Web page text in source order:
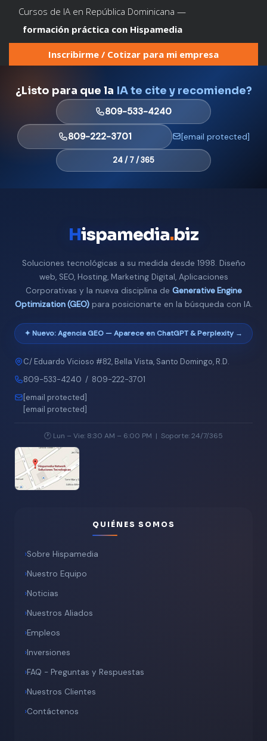
Cursos de IA en República Dominicana —
formación práctica con Hispamedia
Inscribirme / Cotizar para mi empresa
¿Listo para que la IA te cite y recomiende?
809-533-4240
809-222-3701 [email protected]
24 / 7 / 365
Hispamedia.biz
Soluciones tecnológicas a su medida desde 1998. Diseño
web, SEO, Hosting, Marketing Digital, Aplicaciones
Corporativas y la nueva disciplina de Generative Engine
Optimization (GEO)para posicionarte en la búsqueda con IA.
✦ Nuevo: Agencia GEO — Aparece en ChatGPT & Perplexity →
C/ Eduardo Vicioso #82, Bella Vista, Santo Domingo, R.D.
809-533-4240 / 809-222-3701
[email protected]
[email protected]
🕐 Lun – Vie: 8:30 AM – 6:00 PM | Soporte: 24/7/365
QUIÉNES SOMOS
Sobre Hispamedia
Nuestro Equipo
Noticias
Nuestros Aliados
Empleos
Inversiones
FAQ - Preguntas y Respuestas
Nuestros Clientes
Contáctenos